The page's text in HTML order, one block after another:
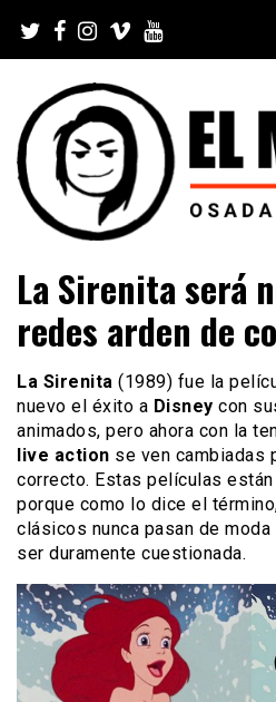
content
El Maldad
Viral y Youtube
La Sirenita será
redes arden de
La Sirenita (1989) fue la
nuevo el éxito a Disney con
animados, pero ahora con la
live action se ven cambiadas
correcto. Estas películas
porque como lo dice el
clásicos nunca pasan de
ser duramente cuestionada.